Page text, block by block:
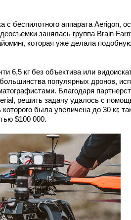
с беспилотного аппарата Aerigon,
занялась группа Brain
которая уже делала
6,5 кг без объектива или
популярных дронов,
Благодаря
решить задачу удалось с
была увеличена до 30 кг,
$100 000.